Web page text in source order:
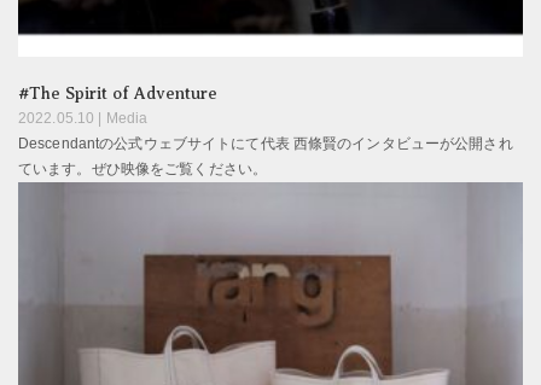
#The Spirit of Adventure
2022.05.10 |
Media
Descendantの公式ウェブサイトにて代表 西條賢のインタビューが公開され
ています。ぜひ映像をご覧ください。